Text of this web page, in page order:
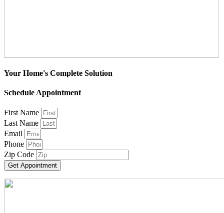
Your Home's Complete Solution
Schedule Appointment
First Name
Last Name
Email
Phone
Zip Code
Get Appointment